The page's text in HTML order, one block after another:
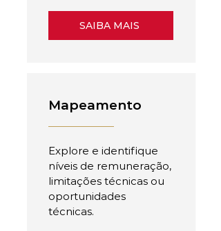
SAIBA MAIS
Mapeamento
Explore e identifique
níveis de remuneração,
limitações técnicas ou
oportunidades
técnicas.